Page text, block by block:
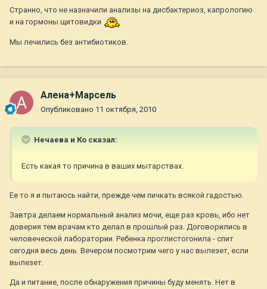
Странно, что не назначили анализы на дисбактериоз, капрологию
и на гормоны щитовидки
Мы лечились без антибиотиков.
Алена+Марсель
Опубликовано 11 октября, 2010
Нечаева и Ко сказал:
Есть какая то причина в ваших мытарствах.
Ее то я и пытаюсь найти, прежде чем пичкать всякой гадостью.
Завтра делаем нормальный анализ мочи, еще раз кровь, ибо нет
доверия тем врачам кто делал в прошлый раз. Договорились в
человеческой лаборатории. Ребенка проглистогонила - спит
сегодня весь день. Вечером посмотрим чего у нас вылезет, если
вылезет.
Да и питание, после обнаружения причины буду менять. Нет в